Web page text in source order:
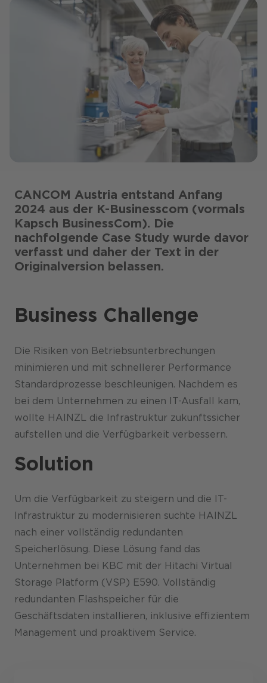
CANCOM Austria entstand Anfang
2024 aus der K-Businesscom (vormals
Kapsch BusinessCom). Die
nachfolgende Case Study wurde davor
verfasst und daher der Text in der
Originalversion belassen.
Business Challenge
Die Risiken von Betriebs­unter­brechungen
minimieren und mit schnellerer Performance
Standard­prozesse beschleunigen. Nachdem es
bei dem Unternehmen zu einen IT-Ausfall kam,
wollte HAINZL die Infrastruktur zukunftssicher
aufstellen und die Verfügbarkeit verbessern.
Solution
Um die Verfügbarkeit zu steigern und die IT-
Infrastruktur zu modernisieren suchte HAINZL
nach einer vollständig redundanten
Speicherlösung. Diese Lösung fand das
Unternehmen bei KBC mit der Hitachi Virtual
Storage Platform (VSP) E590. Vollständig
redundanten Flashspeicher für die
Geschäftsdaten installieren, inklusive effizientem
Management und proaktivem Service.